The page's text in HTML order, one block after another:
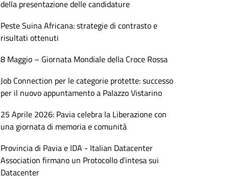
della presentazione delle candidature
Peste Suina Africana: strategie di contrasto e
risultati ottenuti
8 Maggio – Giornata Mondiale della Croce Rossa
Job Connection per le categorie protette: successo
per il nuovo appuntamento a Palazzo Vistarino
25 Aprile 2026: Pavia celebra la Liberazione con
una giornata di memoria e comunità
Provincia di Pavia e IDA - Italian Datacenter
Association firmano un Protocollo d’intesa sui
Datacenter